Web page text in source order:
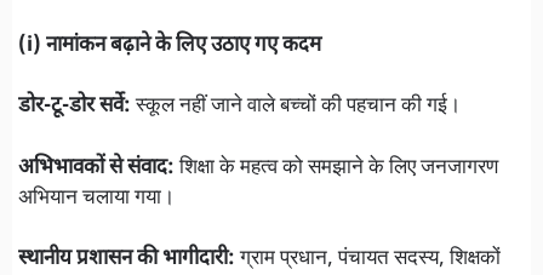
(i) नामांकन बढ़ाने के लिए उठाए गए कदम
डोर-टू-डोर सर्वे:स्कूल नहीं जाने वाले बच्चों की पहचान की गई।
अभिभावकों से संवाद:शिक्षा के महत्व को समझाने के लिए जनजागरण
अभियान चलाया गया।
स्थानीय प्रशासन की भागीदारी:ग्राम प्रधान, पंचायत सदस्य, शिक्षकों